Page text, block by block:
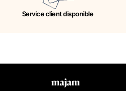
Service client disponible